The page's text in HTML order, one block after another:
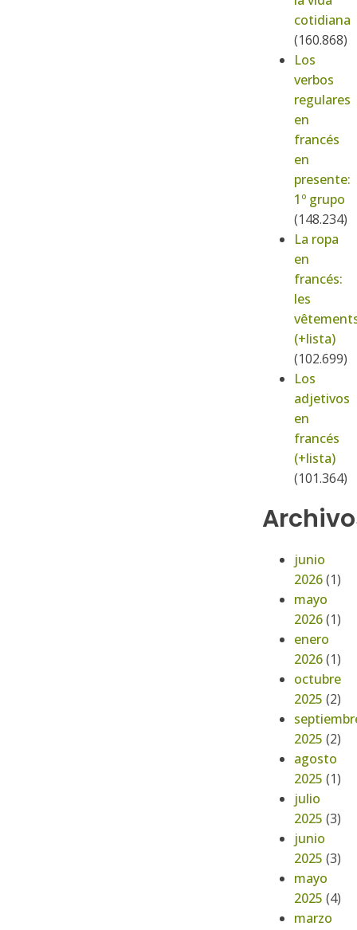
cotidiana
(160.868)
Los
verbos
regulares
en
francés
en
presente:
1º grupo
(148.234)
La ropa
en
francés:
les
(+lista)
(102.699)
Los
adjetivos
en
francés
(+lista)
(101.364)
junio
2026(1)
mayo
2026(1)
enero
2026(1)
octubre
2025 (2)
2025 (2)
agosto
2025 (1)
julio
2025 (3)
junio
2025 (3)
mayo
2025 (4)
marzo